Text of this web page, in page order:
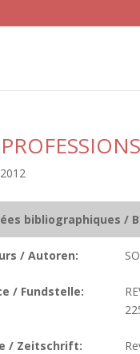
bibliographiques /
/ Autoren:
/ Fundstelle:
/ Zeitschrift: